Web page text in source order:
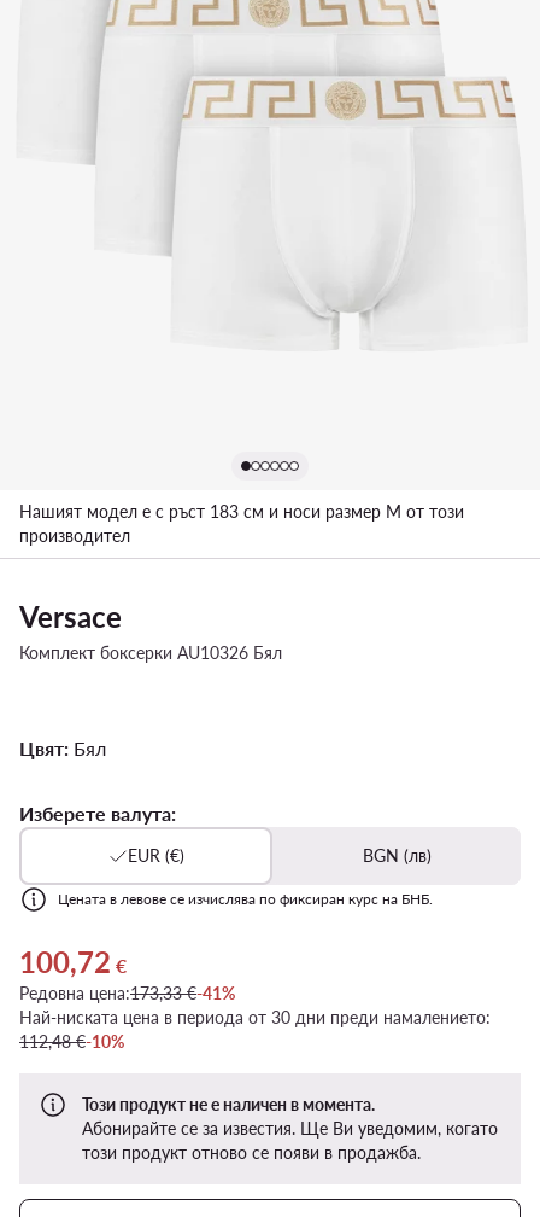
Нашият модел е с ръст 183 см и носи размер M от този
производител
Versace
Комплект боксерки AU10326 Бял
Цвят: Бял
Изберете валута:
EUR (€) BGN (лв)
Цената в левове се изчислява по фиксиран курс на БНБ.
Актуална цена 100,72 €
100,72 €
Редовна цена:173,33 €-41%
Най-ниската цена в периода от 30 дни преди намалението:
112,48 €-10%
Този продукт не е наличен в момента.
Абонирайте се за известия. Ще Ви уведомим, когато
този продукт отново се появи в продажба.